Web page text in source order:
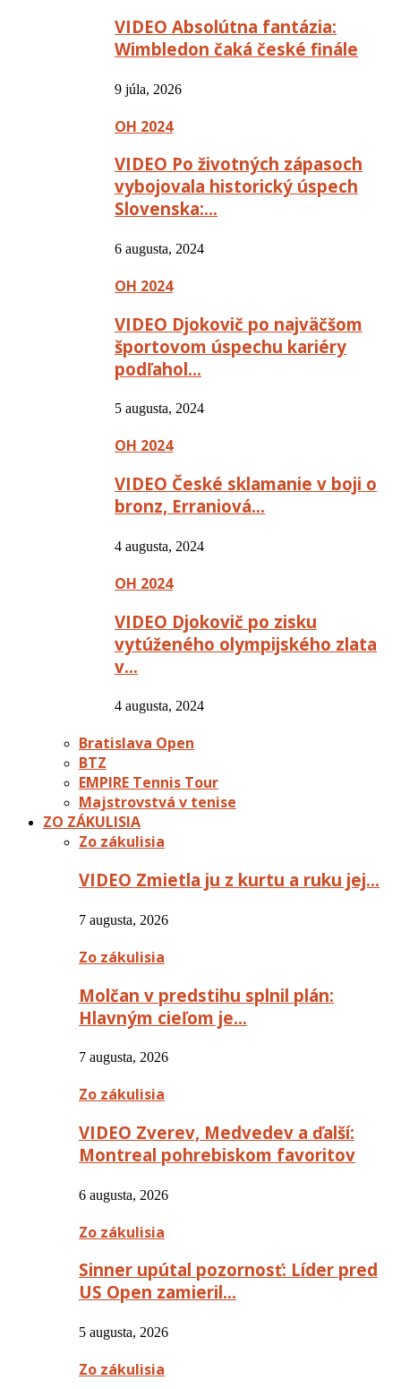
VIDEO Absolútna fantázia:
Wimbledon čaká české finále
9 júla, 2026
OH 2024
VIDEO Po životných zápasoch
vybojovala historický úspech
Slovenska:…
6 augusta, 2024
OH 2024
VIDEO Djokovič po najväčšom
športovom úspechu kariéry
podľahol…
5 augusta, 2024
OH 2024
VIDEO České sklamanie v boji o
bronz, Erraniová…
4 augusta, 2024
OH 2024
VIDEO Djokovič po zisku
vytúženého olympijského zlata
v…
4 augusta, 2024
Bratislava Open
BTZ
EMPIRE Tennis Tour
Majstrovstvá v tenise
ZO ZÁKULISIA
Zo zákulisia
VIDEO Zmietla ju z kurtu a ruku jej…
7 augusta, 2026
Zo zákulisia
Molčan v predstihu splnil plán:
Hlavným cieľom je…
7 augusta, 2026
Zo zákulisia
VIDEO Zverev, Medvedev a ďalší:
Montreal pohrebiskom favoritov
6 augusta, 2026
Zo zákulisia
Sinner upútal pozornosť: Líder pred
US Open zamieril…
5 augusta, 2026
Zo zákulisia